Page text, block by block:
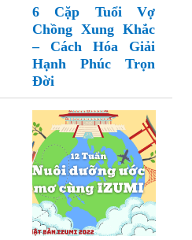
6 Cặp Tuổi Vợ
Chồng Xung Khắc
– Cách Hóa Giải
Hạnh Phúc Trọn
Đời